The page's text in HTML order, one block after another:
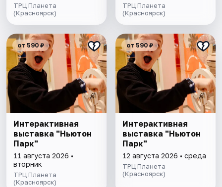
ТРЦ Планета
(Красноярск)
ТРЦ Планета
(Красноярск)
от 590 ₽
Интерактивная
выставка "Ньютон
Парк"
11 августа 2026 •
вторник
ТРЦ Планета
(Красноярск)
от 590 ₽
Интерактивная
выставка "Ньютон
Парк"
12 августа 2026 • среда
ТРЦ Планета
(Красноярск)